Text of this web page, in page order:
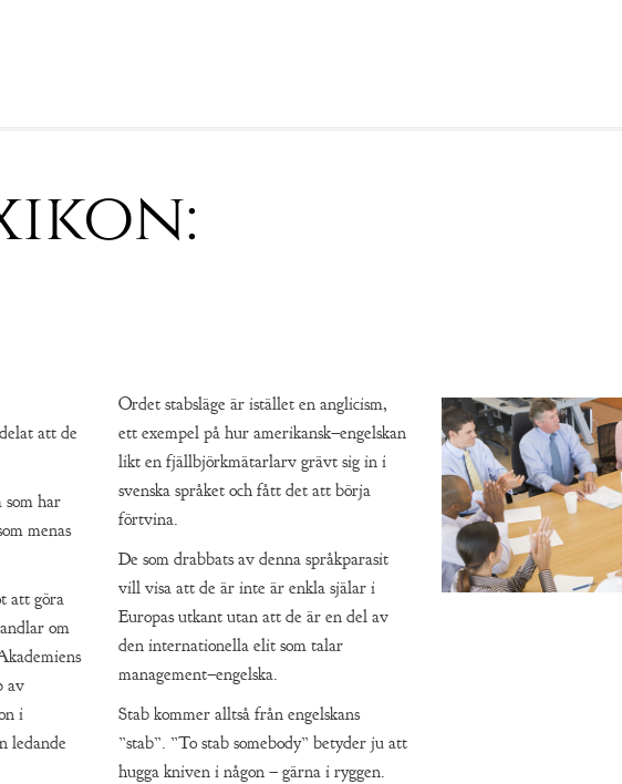
att de
har
menas
att göra
om
av
i
ledande
Ordet stabsläge är istället en anglicism,
ett exempel på hur amerikansk–engelskan
likt en fjällbjörkmätarlarv grävt sig in i
svenska språket och fått det att börja
förtvina.
De som drabbats av denna språkparasit
vill visa att de är inte är enkla själar i
Europas utkant utan att de är en del av
den internationella elit som talar
management–engelska.
Stab kommer alltså från engelskans
”stab”. ”To stab somebody” betyder ju att
hugga kniven i någon – gärna i ryggen.